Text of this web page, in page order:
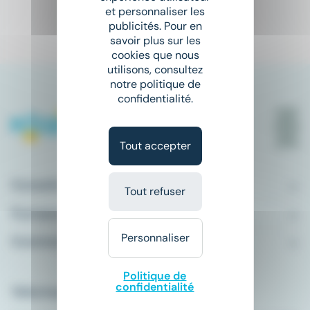
1
À propos
Comment ça marche ?
Télécharger l'application
et personnaliser les
publicités. Pour en
savoir plus sur les
cookies que nous
utilisons, consultez
notre politique de
confidentialité.
Tout accepter
Tout refuser
Personnaliser
Politique de
confidentialité